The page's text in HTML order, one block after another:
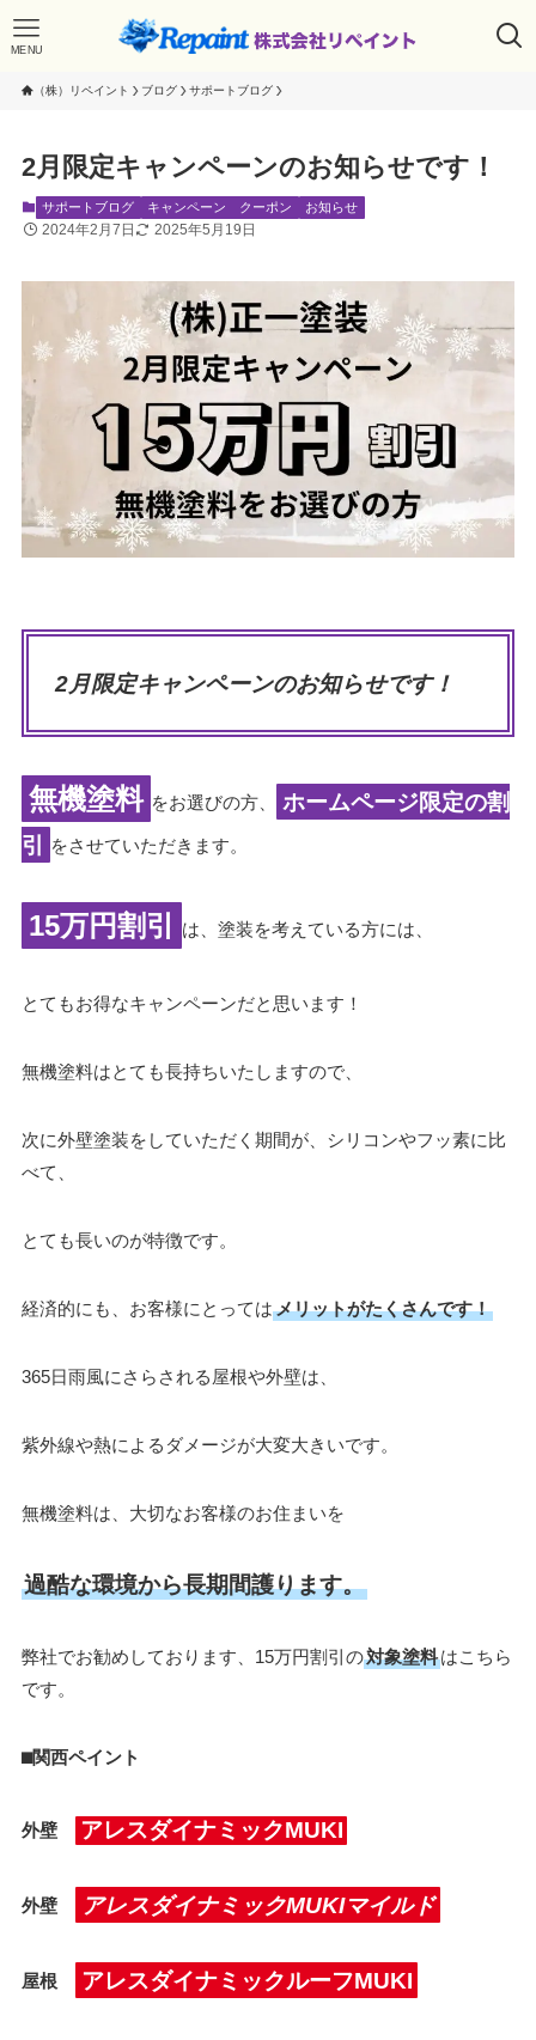
MENU
（株）リペイント ブログ サポートブログ
2月限定キャンペーンのお知らせです！
サポートブログ キャンペーン クーポン お知らせ
2024年2月7日 2025年5月19日
2月限定キャンペーンのお知らせです！
無機塗料 をお選びの方、
ホームページ限定の割
引
をさせていただきます。
15万円割引 は、塗装を考えている方には、
とてもお得なキャンペーンだと思います！
無機塗料はとても長持ちいたしますので、
次に外壁塗装をしていただく期間が、シリコンやフッ素に比
べて、
とても長いのが特徴です。
経済的にも、お客様にとってはメリットがたくさんです！
365日雨風にさらされる屋根や外壁は、
紫外線や熱によるダメージが大変大きいです。
無機塗料は、大切なお客様のお住まいを
過酷な環境から長期間護ります。
弊社でお勧めしております、15万円割引の対象塗料はこちら
です。
⬛︎関西ペイント
外壁 アレスダイナミックMUKI
外壁 アレスダイナミックMUKIマイルド
屋根 アレスダイナミックルーフMUKI